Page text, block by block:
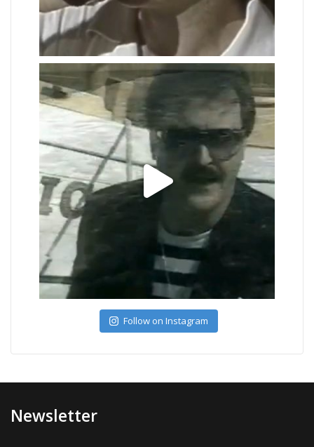
Follow on Instagram
Newsletter